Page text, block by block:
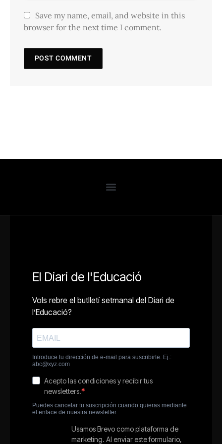
Save my name, email, and website in this
browser for the next time I comment.